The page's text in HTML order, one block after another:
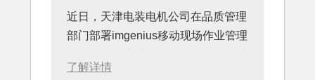
近日，天津电装电机公司在品质管理
部门部署imgenius移动现场作业管理
合自动化技术来实现高效品管的目
了解详情